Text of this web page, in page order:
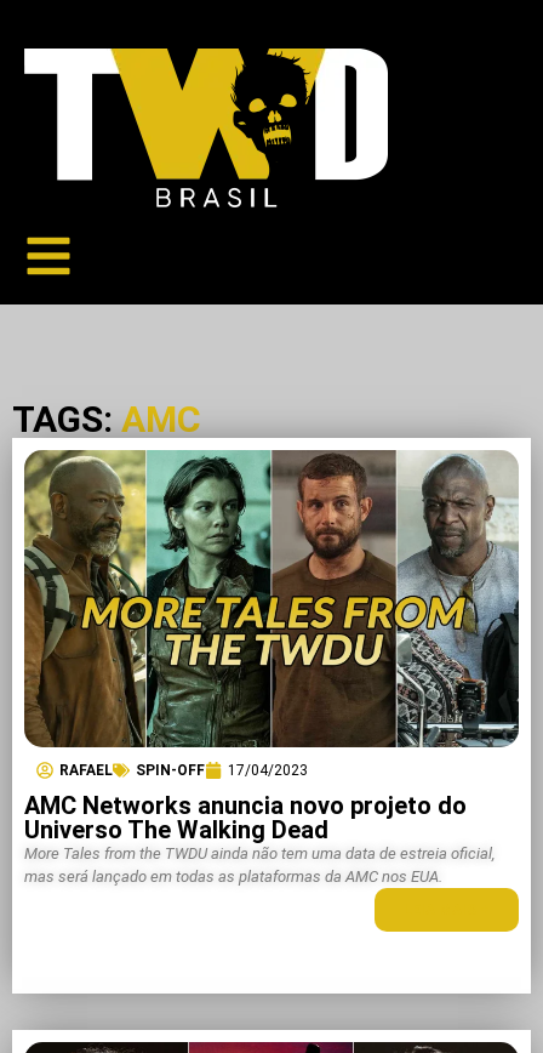
TAGS: AMC
RAFAEL SPIN-OFF 17/04/2023
AMC Networks anuncia novo projeto do
Universo The Walking Dead
More Tales from the TWDU ainda não tem uma data de estreia oficial,
mas será lançado em todas as plataformas da AMC nos EUA.